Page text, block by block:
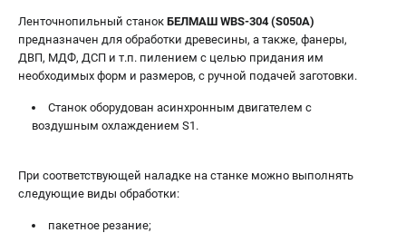
Ленточнопильный станок БЕЛМАШ WBS-304 (S050A)
предназначен для обработки древесины, а также, фанеры,
ДВП, МДФ, ДСП и т.п. пилением с целью придания им
необходимых форм и размеров, с ручной подачей заготовки.
Станок оборудован асинхронным двигателем с
воздушным охлаждением S1.
При соответствующей наладке на станке можно выполнять
следующие виды обработки:
пакетное резание;